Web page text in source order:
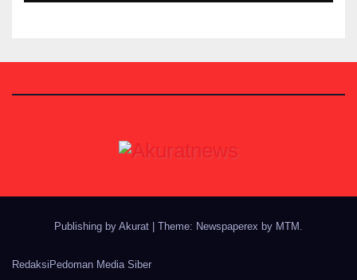
Publishing by Akurat Theme: Newspaperex by MTM .
Redaksi Pedoman Media Siber